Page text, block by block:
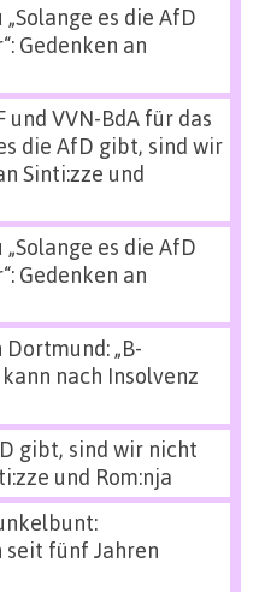
„Solange es die AfD
Gedenken an
und VVN-BdA für das
die AfD gibt, sind wir
Sinti:zze und
„Solange es die AfD
Gedenken an
„B-
nach Insolvenz
gibt, sind wir nicht
und Rom:nja
fünf Jahren